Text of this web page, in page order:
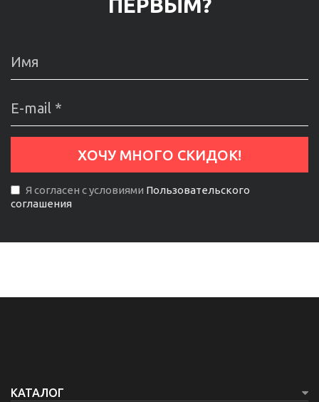
ПЕРВЫМ?
Я согласен с условиями Пользовательского
соглашения
КАТАЛОГ